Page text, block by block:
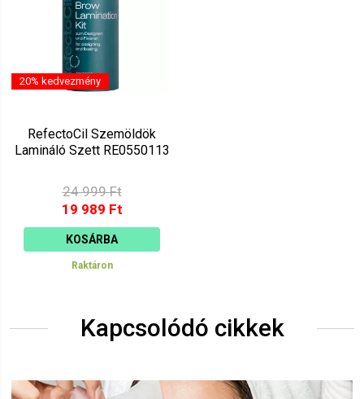
20% kedvezmény
RefectoCil Szemöldök
Lamináló Szett RE0550113
24 999 Ft
19 989 Ft
KOSÁRBA
Raktáron
Kapcsolódó cikkek